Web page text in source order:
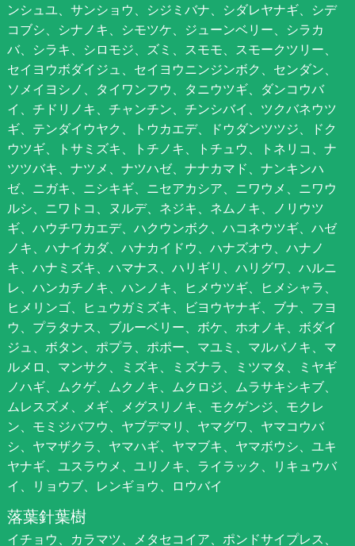
ンシュユ、サンショウ、シジミバナ、シダレヤナギ、シデ
コブシ、シナノキ、シモツケ、ジューンベリー、シラカ
バ、シラキ、シロモジ、ズミ、スモモ、スモークツリー、
セイヨウボダイジュ、セイヨウニンジンボク、センダン、
ソメイヨシノ、タイワンフウ、タニウツギ、ダンコウバ
イ、チドリノキ、チャンチン、チンシバイ、ツクバネウツ
ギ、テンダイウヤク、トウカエデ、ドウダンツツジ、ドク
ウツギ、トサミズキ、トチノキ、トチュウ、トネリコ、ナ
ツツバキ、ナツメ、ナツハゼ、ナナカマド、ナンキンハ
ゼ、ニガキ、ニシキギ、ニセアカシア、ニワウメ、ニワウ
ルシ、ニワトコ、ヌルデ、ネジキ、ネムノキ、ノリウツ
ギ、ハウチワカエデ、ハクウンボク、ハコネウツギ、ハゼ
ノキ、ハナイカダ、ハナカイドウ、ハナズオウ、ハナノ
キ、ハナミズキ、ハマナス、ハリギリ、ハリグワ、ハルニ
レ、ハンカチノキ、ハンノキ、ヒメウツギ、ヒメシャラ、
ヒメリンゴ、ヒュウガミズキ、ビヨウヤナギ、ブナ、フヨ
ウ、プラタナス、ブルーベリー、ボケ、ホオノキ、ボダイ
ジュ、ボタン、ポプラ、ポポー、マユミ、マルバノキ、マ
ルメロ、マンサク、ミズキ、ミズナラ、ミツマタ、ミヤギ
ノハギ、ムクゲ、ムクノキ、ムクロジ、ムラサキシキブ、
ムレスズメ、メギ、メグスリノキ、モクゲンジ、モクレ
ン、モミジバフウ、ヤブデマリ、ヤマグワ、ヤマコウバ
シ、ヤマザクラ、ヤマハギ、ヤマブキ、ヤマボウシ、ユキ
ヤナギ、ユスラウメ、ユリノキ、ライラック、リキュウバ
イ、リョウブ、レンギョウ、ロウバイ
落葉針葉樹
イチョウ、カラマツ、メタセコイア、ポンドサイプレス、